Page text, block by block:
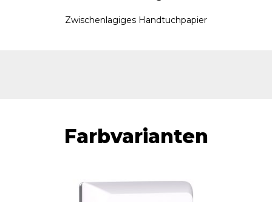
Zwischenlagiges Handtuchpapier
Farbvarianten